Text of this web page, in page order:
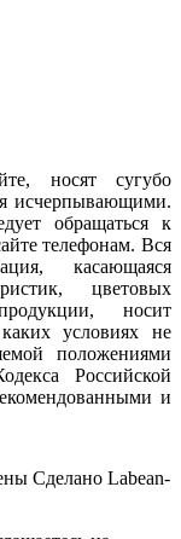
носят сугубо
исчерпывающими.
обращаться к
телефонам. Вся
касающаяся
цветовых
носит
условиях не
положениями
Российской
и
Сделано Labean-